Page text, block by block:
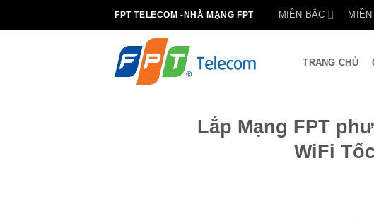
FPT TELECOM -NHÀ MẠNG FPT MIỀN BẮC
TRANG CHỦ
Lắp Mạng FPT
WiFi